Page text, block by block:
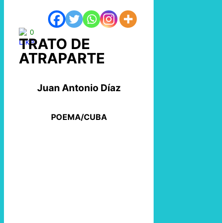
0
TRATO DE
ATRAPARTE
Juan Antonio Díaz
POEMA/CUBA